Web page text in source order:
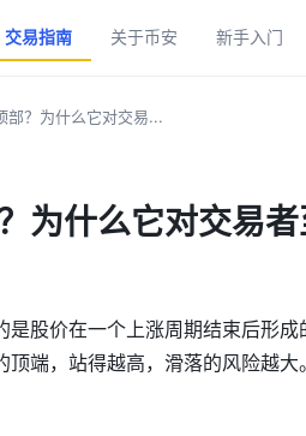
交易指南 关于币安 新手入门
部？为什么它对交易...
为什么它对交易
是股价在一个上涨周期结束后形
端，站得越高，滑落的风险越大